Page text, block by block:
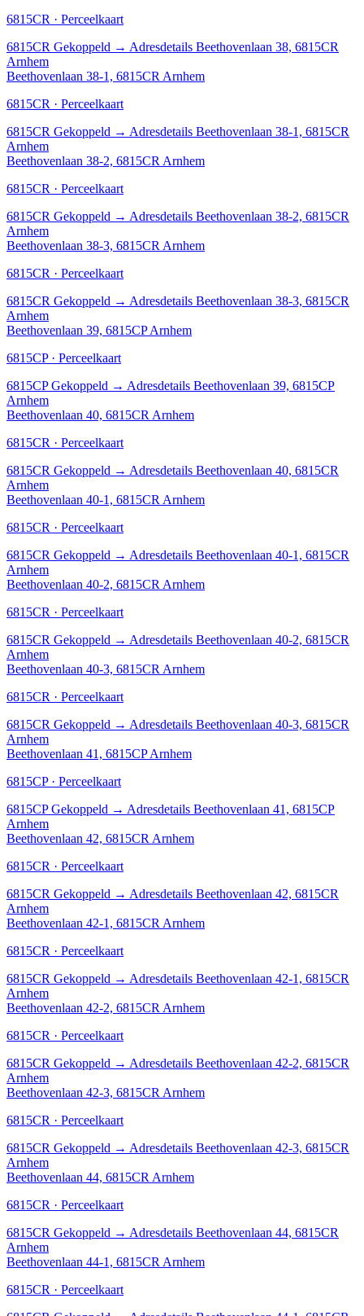
6815CR · Perceelkaart
6815CR Gekoppeld → Adresdetails Beethovenlaan 38, 6815CR
Arnhem
Beethovenlaan 38-1, 6815CR Arnhem
6815CR · Perceelkaart
6815CR Gekoppeld → Adresdetails Beethovenlaan 38-1, 6815CR
Arnhem
Beethovenlaan 38-2, 6815CR Arnhem
6815CR · Perceelkaart
6815CR Gekoppeld → Adresdetails Beethovenlaan 38-2, 6815CR
Arnhem
Beethovenlaan 38-3, 6815CR Arnhem
6815CR · Perceelkaart
6815CR Gekoppeld → Adresdetails Beethovenlaan 38-3, 6815CR
Arnhem
Beethovenlaan 39, 6815CP Arnhem
6815CP · Perceelkaart
6815CP Gekoppeld → Adresdetails Beethovenlaan 39, 6815CP
Arnhem
Beethovenlaan 40, 6815CR Arnhem
6815CR · Perceelkaart
6815CR Gekoppeld → Adresdetails Beethovenlaan 40, 6815CR
Arnhem
Beethovenlaan 40-1, 6815CR Arnhem
6815CR · Perceelkaart
6815CR Gekoppeld → Adresdetails Beethovenlaan 40-1, 6815CR
Arnhem
Beethovenlaan 40-2, 6815CR Arnhem
6815CR · Perceelkaart
6815CR Gekoppeld → Adresdetails Beethovenlaan 40-2, 6815CR
Arnhem
Beethovenlaan 40-3, 6815CR Arnhem
6815CR · Perceelkaart
6815CR Gekoppeld → Adresdetails Beethovenlaan 40-3, 6815CR
Arnhem
Beethovenlaan 41, 6815CP Arnhem
6815CP · Perceelkaart
6815CP Gekoppeld → Adresdetails Beethovenlaan 41, 6815CP
Arnhem
Beethovenlaan 42, 6815CR Arnhem
6815CR · Perceelkaart
6815CR Gekoppeld → Adresdetails Beethovenlaan 42, 6815CR
Arnhem
Beethovenlaan 42-1, 6815CR Arnhem
6815CR · Perceelkaart
6815CR Gekoppeld → Adresdetails Beethovenlaan 42-1, 6815CR
Arnhem
Beethovenlaan 42-2, 6815CR Arnhem
6815CR · Perceelkaart
6815CR Gekoppeld → Adresdetails Beethovenlaan 42-2, 6815CR
Arnhem
Beethovenlaan 42-3, 6815CR Arnhem
6815CR · Perceelkaart
6815CR Gekoppeld → Adresdetails Beethovenlaan 42-3, 6815CR
Arnhem
Beethovenlaan 44, 6815CR Arnhem
6815CR · Perceelkaart
6815CR Gekoppeld → Adresdetails Beethovenlaan 44, 6815CR
Arnhem
Beethovenlaan 44-1, 6815CR Arnhem
6815CR · Perceelkaart